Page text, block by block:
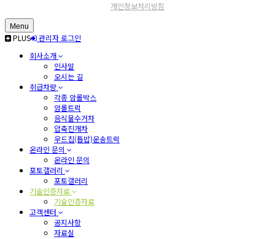
개인정보처리방침
Menu
PLUS
관리자 로그인
회사소개
인사말
오시는 길
취급차량
각종 암롤박스
암롤트럭
음식물수거차
압축진개차
우드칩(톱밥)운송트럭
온라인 문의
온라인 문의
포토갤러리
포토갤러리
기술인증자료
기술인증자료
고객센터
공지사항
자료실